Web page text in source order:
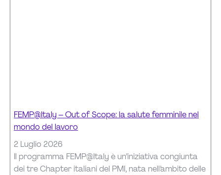
FEMP@Italy – Out of Scope: la salute femminile nel
mondo del lavoro
2 Luglio 2026
Il programma FEMP@Italy è un’iniziativa congiunta
dei tre Chapter italiani del PMI, nata nell’ambito delle